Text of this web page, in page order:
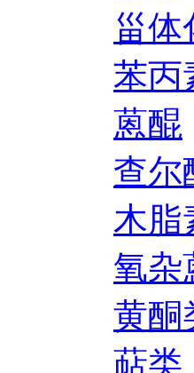
甾体
苯丙
蒽醌
查尔
木脂
氧杂
黄酮
萜类